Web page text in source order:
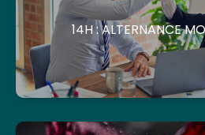
14H : ALTERNANCE